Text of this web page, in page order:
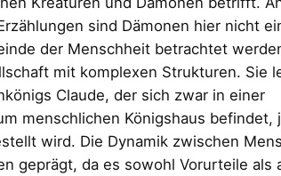
sind Dämonen hier nicht
der Menschheit betrachtet
mit komplexen Strukturen. Sie
Claude, der sich zwar in einer
menschlichen Königshaus befindet,
wird. Die Dynamik zwischen
geprägt, da es sowohl Vorurteile als